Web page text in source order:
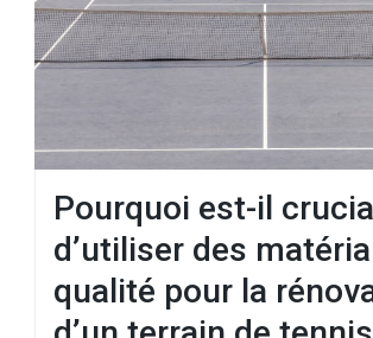
Pourquoi est-il
d’utiliser des
qualité pour la